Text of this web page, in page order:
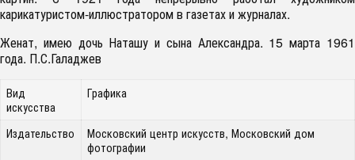
карикатуристом-иллюстратором в газетах и журналах.
Женат, имею дочь Наташу и сына Александра. 15 марта 1961
года. П.С.Галаджев
Вид
искусства
Графика
Издательство
Московский центр искусств, Московский дом
фотографии